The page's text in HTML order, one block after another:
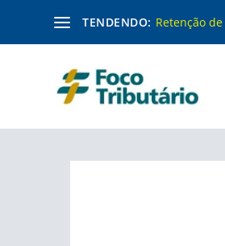
TENDENDO: Retenção